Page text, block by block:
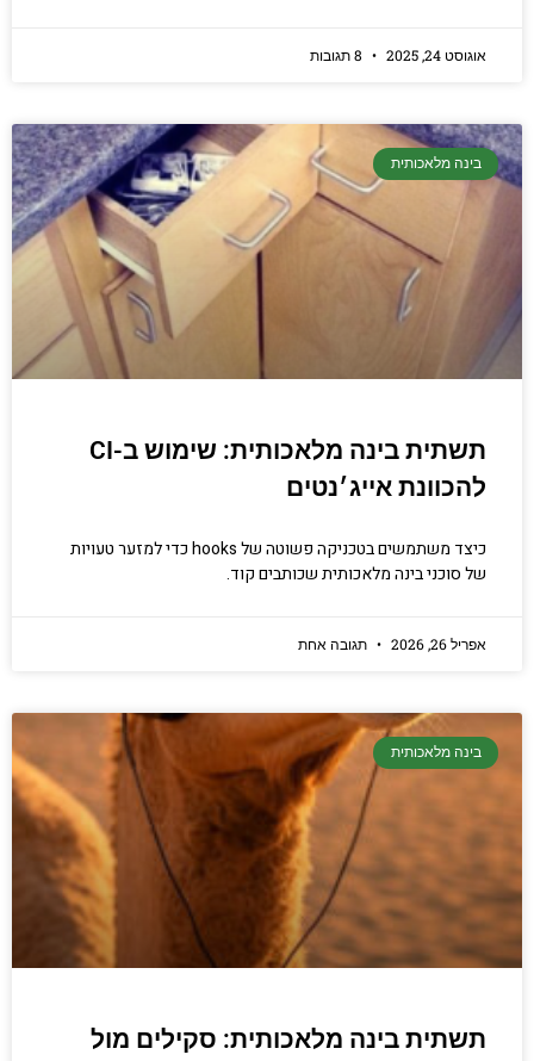
אוגוסט 24, 2025
בינה מלאכותית
תשתית בינה מלאכותית: שימוש ב-CI
להכוונת אייג׳נטים
כיצד משתמשים בטכניקה פשוטה של hooks כדי למזער טעויות
של סוכני בינה מלאכותית שכותבים קוד.
אפריל 26, 2026 תגובה אחת
בינה מלאכותית
תשתית בינה מלאכותית: סקילים מול